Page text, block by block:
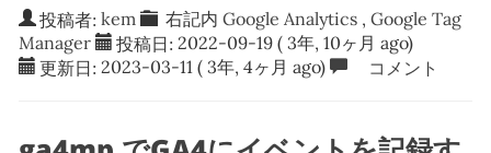
投稿者: kem 右記内Google Analytics ,Google Tag
Manager
投稿日: 2022-09-19 ( 3年, 10ヶ月 ago)
更新日: 2023-03-11 ( 3年, 4ヶ月 ago) コメント